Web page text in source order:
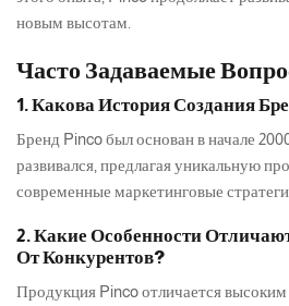
новым высотам.
Часто Задаваемые
1. Какова История Создания
Бренд Pinco был основан в начале
развивался, предлагая уникальную
современные маркетинговые
2. Какие Особенности
От Конкурентов?
Продукция Pinco отличается высоким